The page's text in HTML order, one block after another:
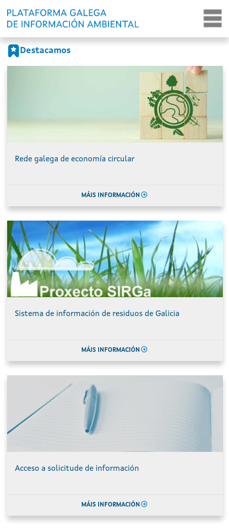
Destacamos
Rede galega de economía circular
MÁIS INFORMACIÓN
Sistema de información de residuos de Galicia
MÁIS INFORMACIÓN
Acceso a solicitude de información
MÁIS INFORMACIÓN